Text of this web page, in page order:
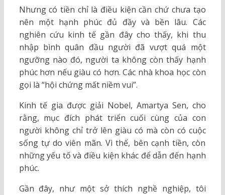
Nhưng có tiền chỉ là điều kiện cần chứ chưa tạo
nên một hạnh phúc đủ đầy và bền lâu. Các
nghiên cứu kinh tế gần đây cho thấy, khi thu
nhập bình quân đầu người đã vượt quá một
ngưỡng nào đó, người ta không còn thấy hạnh
phúc hơn nếu giàu có hơn. Các nhà khoa học còn
gọi là “hội chứng mất niềm vui”.
Kinh tế gia được giải Nobel, Amartya Sen, cho
rằng, mục đích phát triển cuối cùng của con
người không chỉ trở lên giàu có mà còn có cuộc
sống tự do viên mãn. Vì thế, bên cạnh tiền, còn
những yếu tố và điều kiện khác để dẫn đến hạnh
phúc.
Gần đây, như một sở thích nghề nghiệp, tôi